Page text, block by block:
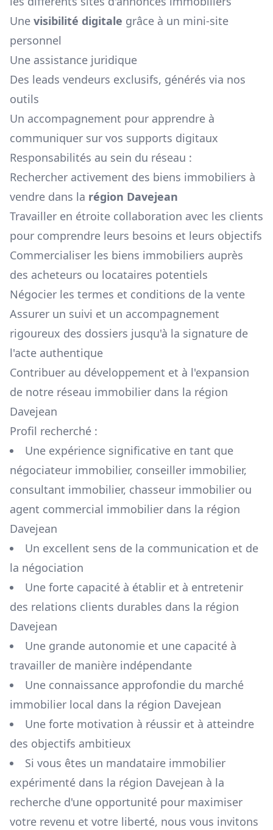
Une visibilité digitale grâce à un mini-site
personnel
Une assistance juridique
Des leads vendeurs exclusifs, générés via nos
outils
Un accompagnement pour apprendre à
communiquer sur vos supports digitaux
Responsabilités au sein du réseau :
Rechercher activement des biens immobiliers à
vendre dans la région Davejean
Travailler en étroite collaboration avec les clients
pour comprendre leurs besoins et leurs objectifs
Commercialiser les biens immobiliers auprès
des acheteurs ou locataires potentiels
Négocier les termes et conditions de la vente
Assurer un suivi et un accompagnement
rigoureux des dossiers jusqu'à la signature de
l'acte authentique
Contribuer au développement et à l'expansion
de notre réseau immobilier dans la région
Davejean
Profil recherché :
Une expérience significative en tant que
négociateur immobilier, conseiller immobilier,
consultant immobilier, chasseur immobilier ou
agent commercial immobilier dans la région
Davejean
Un excellent sens de la communication et de
la négociation
Une forte capacité à établir et à entretenir
des relations clients durables dans la région
Davejean
Une grande autonomie et une capacité à
travailler de manière indépendante
Une connaissance approfondie du marché
immobilier local dans la région Davejean
Une forte motivation à réussir et à atteindre
des objectifs ambitieux
Si vous êtes un mandataire immobilier
expérimenté dans la région Davejean à la
recherche d'une opportunité pour maximiser
votre revenu et votre liberté, nous vous invitons